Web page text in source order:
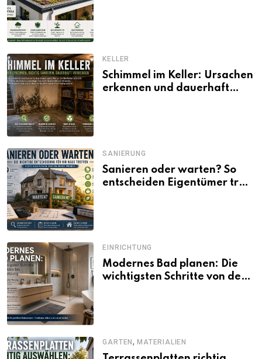
KELLER
Schimmel im Keller: Ursachen
erkennen und dauerhaft
SANIERUNG
Sanieren oder warten? So
entscheiden Eigentümer trotz
EINRICHTUNG
Modernes Bad planen: Die
wichtigsten Schritte von der
GARTEN,MATERIALIEN